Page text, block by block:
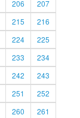
206
207
215
216
224
225
233
234
242
243
251
252
260 261